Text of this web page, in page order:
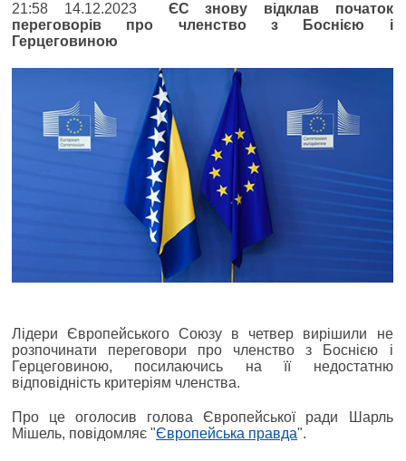
21:58 14.12.2023 ЄС знову відклав початок
переговорів про членство з Боснією і
Герцеговиною
Лідери Європейського Союзу в четвер вирішили не
розпочинати переговори про членство з Боснією і
Герцеговиною, посилаючись на її недостатню
відповідність критеріям членства.
Про це оголосив голова Європейської ради Шарль
Мішель, повідомляє "Європейська правда".